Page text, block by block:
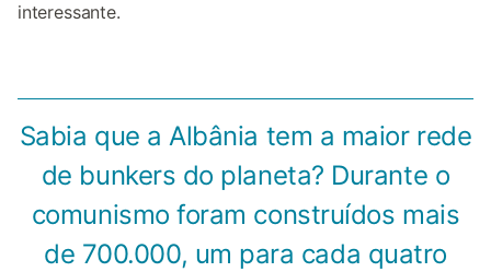
interessante.
Sabia que a Albânia tem a maior rede
de bunkers do planeta? Durante o
comunismo foram construídos mais
de 700.000, um para cada quatro